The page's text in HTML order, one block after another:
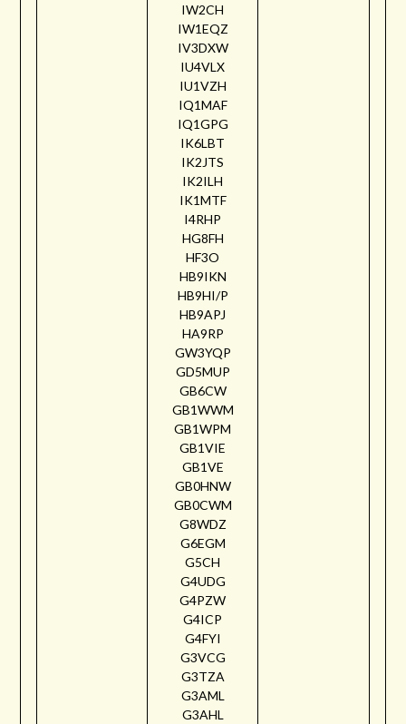
IW2CH
IW1EQZ
IV3DXW
IU4VLX
IU1VZH
IQ1MAF
IQ1GPG
IK6LBT
IK2JTS
IK2ILH
IK1MTF
I4RHP
HG8FH
HF3O
HB9IKN
HB9HI/P
HB9APJ
HA9RP
GW3YQP
GD5MUP
GB6CW
GB1WWM
GB1WPM
GB1VIE
GB1VE
GB0HNW
GB0CWM
G8WDZ
G6EGM
G5CH
G4UDG
G4PZW
G4ICP
G4FYI
G3VCG
G3TZA
G3AML
G3AHL